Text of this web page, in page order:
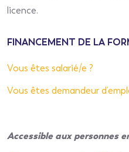
licence.
FINANCEMENT DE LA
Vous êtes salarié/e ?
Vous êtes demandeur
Accessible aux personnes